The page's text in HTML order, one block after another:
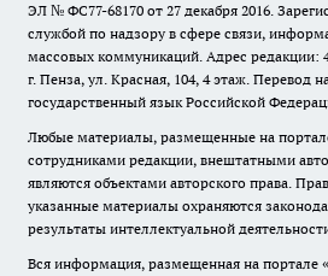
ЭЛ № ФС77-68170 от 27 декабря 2016.
службой по надзору в сфере связи,
массовых коммуникаций. Адрес редакции:
г. Пенза, ул. Красная, 104, 4 этаж. Перевод
государственный язык Российской
Любые материалы, размещенные на
сотрудниками редакции, внештатными
являются объектами авторского права.
указанные материалы охраняются
результаты интеллектуальной
Вся информация, размещенная на портале «